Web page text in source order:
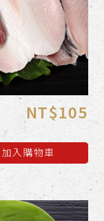
NT$105
加入購物車